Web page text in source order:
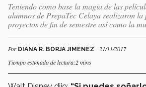
Teniendo como base la magia de las
alumnos de PrepaTec Celaya realizaron la
proyectos de fin de semestre así como la
Por DIANA R. BORJA JIMENEZ - 21/11/2017
Tiempo estimado de lectura:2 mins